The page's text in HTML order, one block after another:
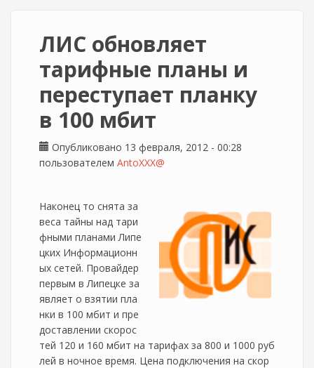
ЛИС обновляет
тарифные планы и
переступает планку
в 100 мбит
Опубликовано 13 февраля, 2012 - 00:28
пользователем AntoXXX@
Наконец то снята за
веса тайны над тари
фными планами Липе
цких Информационн
ых сетей. Провайдер
первым в Липецке за
являет о взятии пла
нки в 100 мбит и пре
доставлении скорос
тей 120 и 160 мбит на тарифах за 800 и 1000 руб
лей в ночное время. Цена подключения на скор